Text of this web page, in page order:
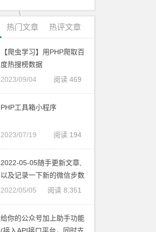
热门文章 热评文章
【爬虫学习】用PHP爬取百
度热搜榜数据
阅读 469
2023/09/04
PHP工具箱小程序
阅读 194
2023/07/19
2022-05-05随手更新文章,
以及记录一下新的微信步数
接口
阅读 8,351
2022/05/05
给你的公众号加上助手功能